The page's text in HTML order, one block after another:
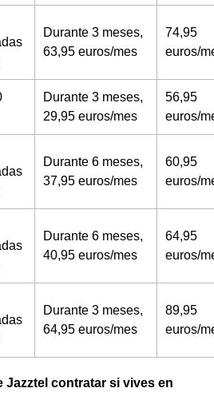
Durante 3 meses,
63,95 euros/mes
74,95
euros/
Durante 3 meses,
29,95 euros/mes
56,95
euros/
Durante 6 meses,
37,95 euros/mes
60,95
euros/
Durante 6 meses,
40,95 euros/mes
64,95
euros/
Durante 3 meses,
64,95 euros/mes
89,95
euros/
Jazztel contratar si vives en